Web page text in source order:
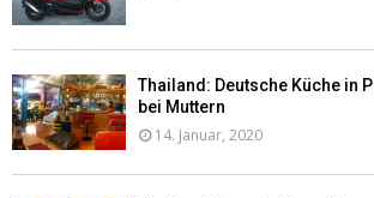
Thailand: Deutsche Küche in
bei Muttern
14. Januar, 2020